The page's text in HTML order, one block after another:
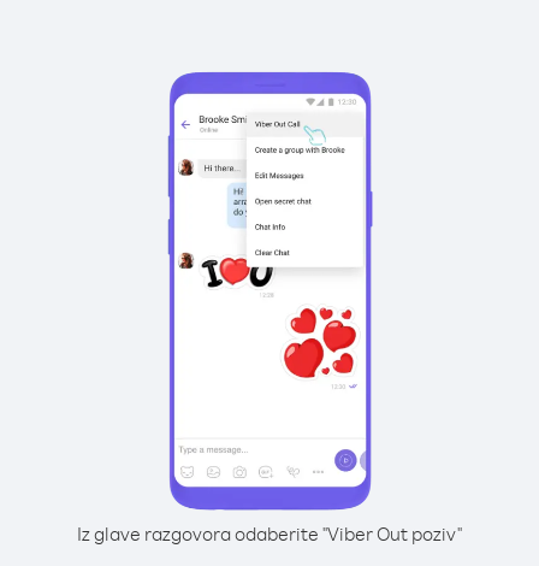
Iz glave razgovora odaberite "Viber Out poziv"